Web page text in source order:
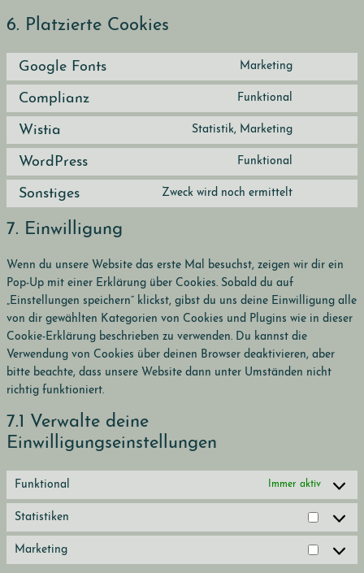
6. Platzierte Cookies
Google Fonts Marketing
service
fonts
Complianz Funktional
service
Wistia Statistik, Marketing
service
WordPress Funktional
service
Sonstiges Zweck wird noch ermittelt
7. Einwilligung
Wenn du unsere Website das erste Mal besuchst, zeigen wir dir ein
Pop-Up mit einer Erklärung über Cookies. Sobald du auf
„Einstellungen speichern“ klickst, gibst du uns deine Einwilligung alle
von dir gewählten Kategorien von Cookies und Plugins wie in dieser
Cookie-Erklärung beschrieben zu verwenden. Du kannst die
Verwendung von Cookies über deinen Browser deaktivieren, aber
bitte beachte, dass unsere Website dann unter Umständen nicht
richtig funktioniert.
7.1 Verwalte deine
Einwilligungseinstellungen
Funktional Immer aktiv
Statistiken
Marketing